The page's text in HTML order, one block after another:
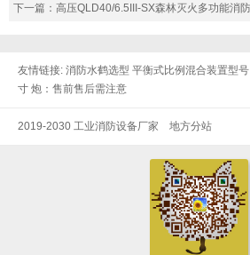
下一篇： 高压QLD40/6.5III-SX森林灭火多功能消
友情链接: 消防水鹤选型 平衡式比例混合装置型
寸 炮：售前售后需注意
2019-2030 工业消防设备厂家 地方分站